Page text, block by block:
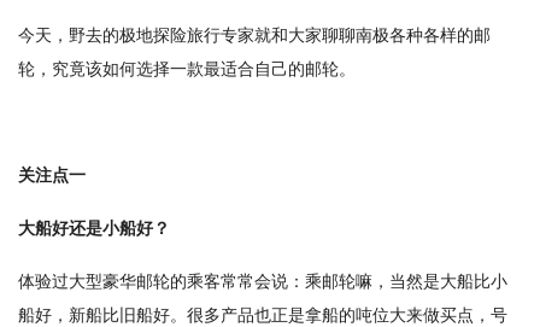
今天，野去的极地探险旅行专家就和大家聊聊南极各种各样的邮
轮，究竟该如何选择一款最适合自己的邮轮。
关注点一
大船好还是小船好？
体验过大型豪华邮轮的乘客常常会说：乘邮轮嘛，当然是大船比小
船好，新船比旧船好。很多产品也正是拿船的吨位大来做买点，号